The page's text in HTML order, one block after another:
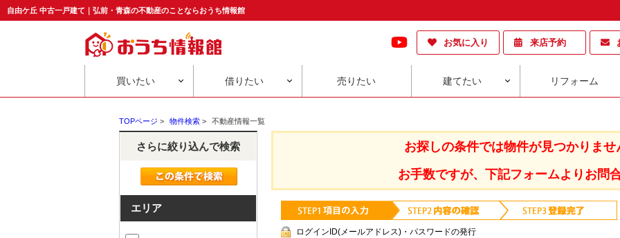
自由ケ丘 中古一戸建て｜弘前・青森の不動産のことならおうち情報館
お気に入り 来店予約
買いたい 借りたい 売りたい 建てたい リフォーム
TOPページ > 物件検索 > 不動産情報一覧
お探しの条件では物件が見つかりませ
お手数ですが、下記フォームよりお問
ログインID(メールアドレス)・パスワードの発行
さらに絞り込んで検索
エリア